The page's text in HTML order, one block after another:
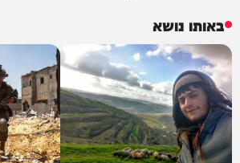
באותו נושא